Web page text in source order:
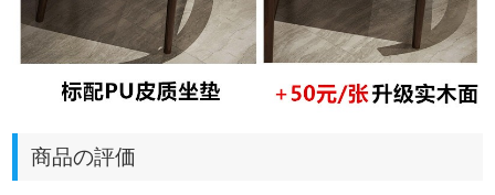
商品の評価